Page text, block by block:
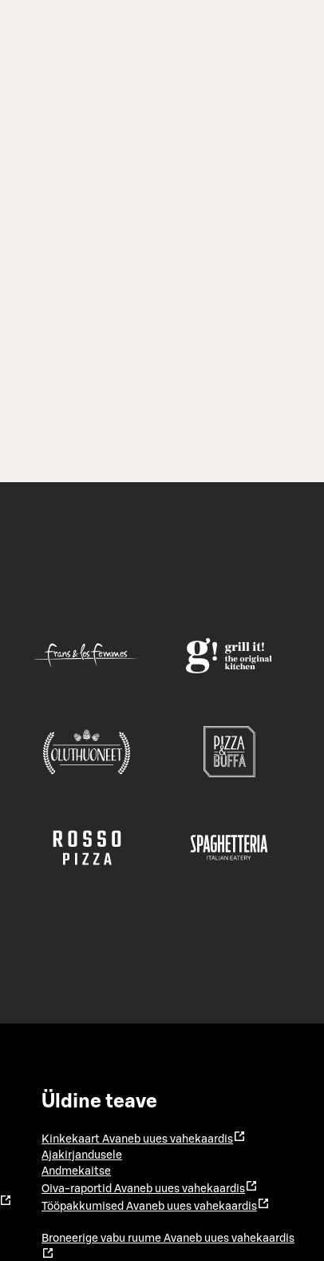
Üldine teave
Kinkekaart Avaneb uues vahekaardis
Ajakirjandusele
Andmekaitse
Oiva-raportid Avaneb uues vahekaardis
Tööpakkumised Avaneb uues vahekaardis
Broneerige vabu ruume Avaneb uues vahekaardis